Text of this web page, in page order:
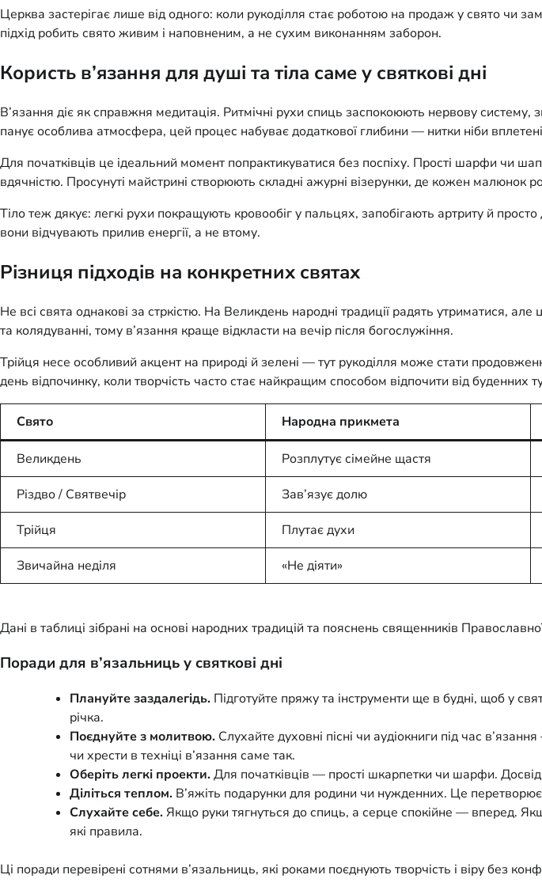
Церква застерігає лише від одного: коли рукоділля стає роботою на продаж у свято чи
підхід робить свято живим і наповненим, а не сухим виконанням заборон.
Користь в’язання для душі та тіла саме у святкові дні
В’язання діє як справжня медитація. Ритмічні рухи спиць заспокоюють нервову
панує особлива атмосфера, цей процес набуває додаткової глибини — нитки ніби вплетені
Для початківців це ідеальний момент попрактикуватися без поспіху. Прості шарфи чи
вдячністю. Просунуті майстрині створюють складні ажурні візерунки, де кожен
Тіло теж дякує: легкі рухи покращують кровообіг у пальцях, запобігають артриту й
вони відчувають прилив енергії, а не втому.
Різниця підходів на конкретних святах
Не всі свята однакові за стркістю. На Великдень народні традиції радять утриматися,
та колядуванні, тому в’язання краще відкласти на вечір після богослужіння.
Трійця несе особливий акцент на природі й зелені — тут рукоділля може стати
день відпочинку, коли творчість часто стає найкращим способом відпочити від буденних
Свято Народна прикмета
Великдень Розплутує сімейне щастя
Різдво / Святвечір Зав’язує долю
Трійця Плутає духи
Звичайна неділя «Не діяти»
Дані в таблиці зібрані на основі народних традицій та пояснень священників
Поради для в’язальниць у святкові дні
Плануйте заздалегідь. Підготуйте пряжу та інструменти ще в будні, щоб у
річка.
Поєднуйте з молитвою. Слухайте духовні пісні чи аудіокниги під час
чи хрести в техніці в’язання саме так.
Оберіть легкі проекти.Для початківців — прості шкарпетки чи шарфи.
Діліться теплом. В’яжіть подарунки для родини чи нужденних. Це
Слухайте себе.Якщо руки тягнуться до спиць, а серце спокійне — вперед.
які правила.
Ці поради перевірені сотнями в’язальниць, які роками поєднують творчість і віру без